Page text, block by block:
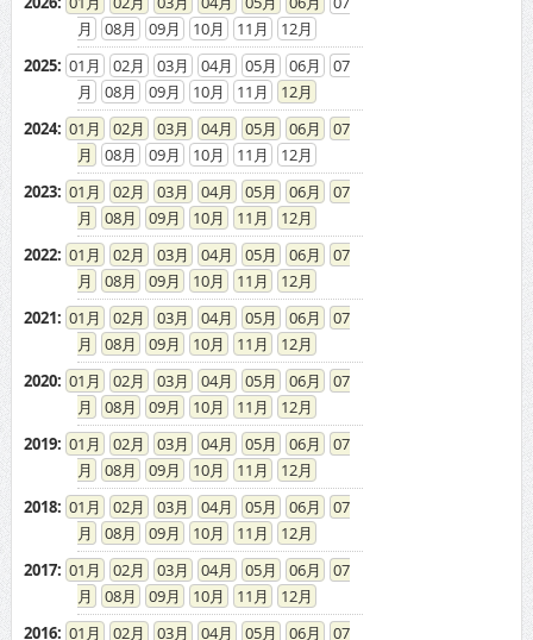
08
09 10 11
12
2025: 01 02 03 04 05 06
07
08
09 10 11
12
2024: 01 02 03 04 05 06
07
08
09 10 11
12
2023: 01 02 03 04 05 06
07
08
09 10 11
12
2022: 01 02 03 04 05 06
07
08
09 10 11
12
2021: 01 02 03 04 05 06
07
08
09 10 11
12
2020: 01 02 03 04 05 06
07
08
09 10 11
12
2019: 01 02 03 04 05 06
07
08
09 10 11
12
2018: 01 02 03 04 05 06
07
08
09 10 11
12
2017: 01 02 03 04 05 06
07
08
09 10 11
12
2016: 01 02 03 04 05 06
07